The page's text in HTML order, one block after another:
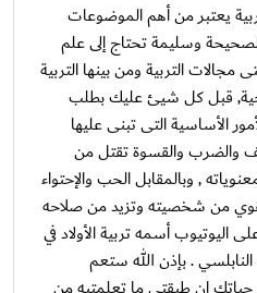
يعتبر من أهم الموضوعات
وسليمة تحتاج إلى علم
التربية ومن بينها التربية
قبل كل شيئ عليك بطلب
الأساسية التى تبنى عليها
والضرب والقسوة تقتل من
, وبالمقابل الحب والإحتواء
من شخصيته وتزيد من صلاحه
أسمه تربية الأولاد في
. بإذن الله ستعم